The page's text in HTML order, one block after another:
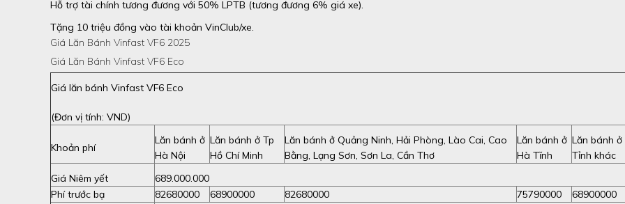
Hỗ trợ tài chính tương đương với 50% LPTB (tương đương 6% giá xe).
Tặng 10 triệu đồng vào tài khoản VinClub/xe.
Giá Lăn Bánh Vinfast VF6 2025
Giá Lăn Bánh Vinfast VF6 Eco
Giá lăn bánh Vinfast VF6 Eco
(Đơn vị tính: VND)
Khoản phí
Lăn bánh ở
Hà Nội
Lăn bánh ở Tp
Hồ Chí Minh
Lăn bánh ở Quảng Ninh, Hải Phòng, Lào Cai, Cao
Bằng, Lạng Sơn, Sơn La, Cần Thơ
Lăn bánh ở
Hà Tĩnh
Lăn bánh ở
Tỉnh khác
Giá Niêm yết
689.000.000
Phí trước bạ
82680000 68900000 82680000 75790000
68900000